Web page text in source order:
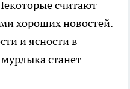
считают
хороших новостей.
и ясности в
станет